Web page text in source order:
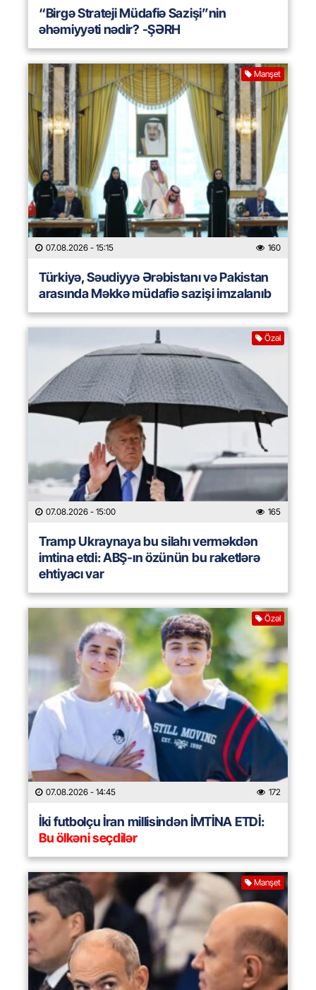
“Birgə Strateji Müdafiə Sazişi”nin
əhəmiyyəti nədir? -ŞƏRH
Manşet
07.08.2026 - 15:15 160
Türkiyə, Səudiyyə Ərəbistanı və Pakistan
arasında Məkkə müdafiə sazişi imzalanıb
Özəl
07.08.2026 - 15:00 165
Tramp Ukraynaya bu silahı verməkdən
imtina etdi: ABŞ-ın özünün bu raketlərə
ehtiyacı var
Özəl
07.08.2026 - 14:45 172
İki futbolçu İran millisindən İMTİNA ETDİ:
Bu ölkəni seçdilər
Manşet